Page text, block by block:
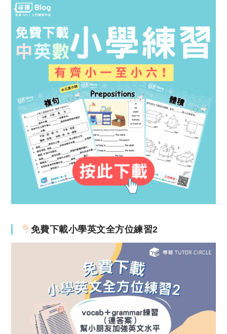
免費下載小學英文全方位練習2